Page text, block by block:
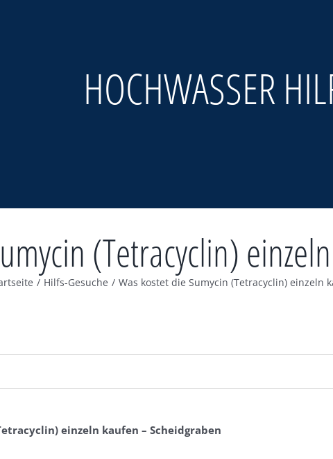
HOCHWASSER
(Tetracyclin)
/ Hilfs-Gesuche / Was kostet die Sumycin (Tetracyclin) einzeln
einzeln kaufen – Scheidgraben